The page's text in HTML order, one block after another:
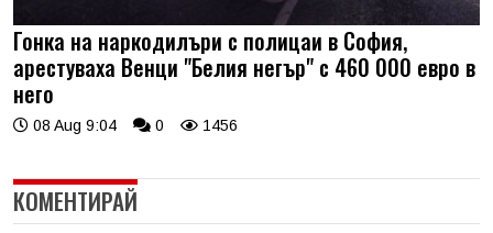
Гонка на наркодилъри с полицаи в София,
арестуваха Венци "Белия негър" с 460 000 евро в
него
08 Aug 9:04 0 1456
КОМЕНТИРАЙ